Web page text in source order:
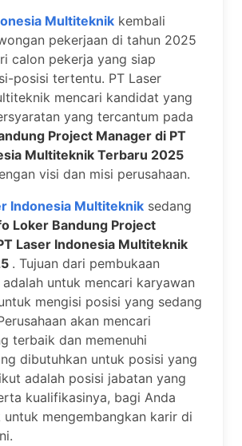
Multiteknik kembali
pekerjaan di tahun 2025
calon pekerja yang siap
posisi tertentu. PT Laser
mencari kandidat yang
yang tercantum pada
Project Manager di PT
Multiteknik Terbaru 2025
visi dan misi perusahaan.
Indonesia Multiteknik sedang
Loker Bandung Project
Laser Indonesia Multiteknik
. Tujuan dari pembukaan
untuk mencari karyawan
mengisi posisi yang sedang
akan mencari
terbaik dan memenuhi
dibutuhkan untuk posisi yang
adalah posisi jabatan yang
kualifikasinya, bagi Anda
mengembangkan karir di